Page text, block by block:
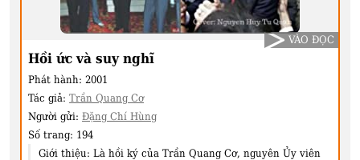
Hồi ức và suy nghĩ
Phát hành: 2001
Tác giả: Trần Quang Cơ
Người gửi: Đặng Chí Hùng
Số trang: 194
Giới thiệu: Là hồi ký của Trần Quang Cơ, nguyên Ủy viên
VÀO ĐỌC